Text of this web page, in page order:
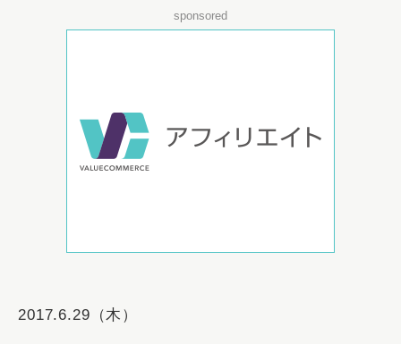
sponsored
2017.6.29（木）